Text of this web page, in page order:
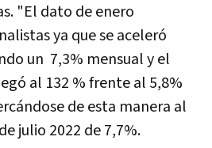
"El dato de enero
ya que se aceleró
un 7,3% mensual y el
al 132 % frente al 5,8%
de esta manera al
julio 2022 de 7,7%.